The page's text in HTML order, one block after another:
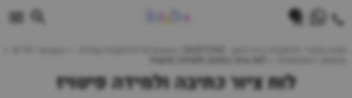
לוח ציור כתיבה ולמידה פיטויז